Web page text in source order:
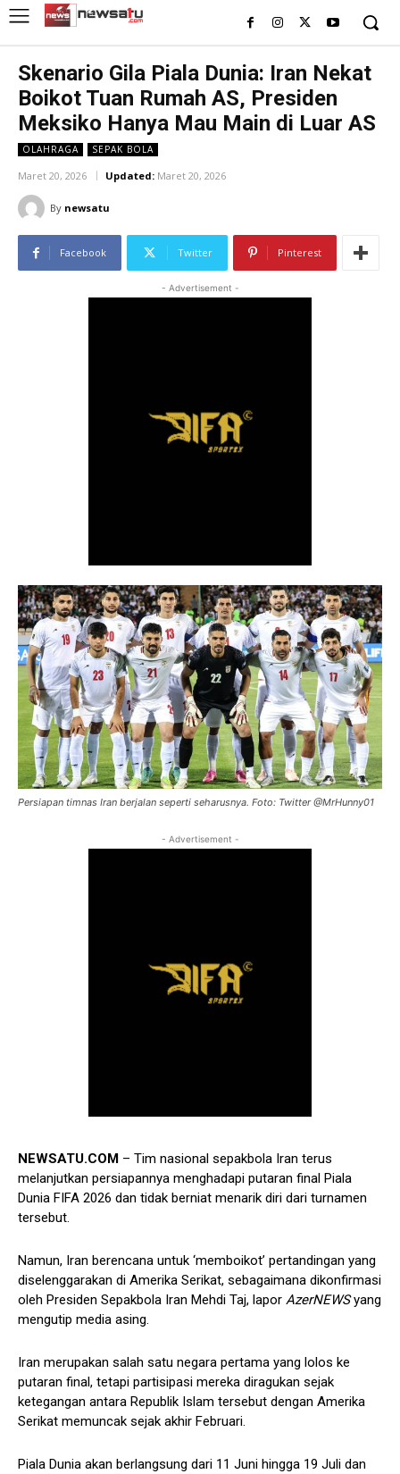
Skenario Gila Piala Dunia: Iran Nekat
Boikot Tuan Rumah AS, Presiden
Meksiko Hanya Mau Main di Luar AS
OLAHRAGA SEPAK BOLA
Maret 20, 2026 Updated: Maret 20, 2026
By newsatu
Facebook Twitter Pinterest
- Advertisement -
Persiapan timnas Iran berjalan seperti seharusnya. Foto: Twitter @MrHunny01
- Advertisement -
NEWSATU.COM – Tim nasional sepakbola Iran terus
melanjutkan persiapannya menghadapi putaran final Piala
Dunia FIFA 2026 dan tidak berniat menarik diri dari turnamen
tersebut.
Namun, Iran berencana untuk ‘memboikot’ pertandingan yang
diselenggarakan di Amerika Serikat, sebagaimana dikonfirmasi
oleh Presiden Sepakbola Iran Mehdi Taj, lapor AzerNEWSyang
mengutip media asing.
Iran merupakan salah satu negara pertama yang lolos ke
putaran final, tetapi partisipasi mereka diragukan sejak
ketegangan antara Republik Islam tersebut dengan Amerika
Serikat memuncak sejak akhir Februari.
Piala Dunia akan berlangsung dari 11 Juni hingga 19 Juli dan